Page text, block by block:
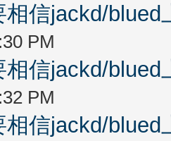
相信jackd/
PM
相信jackd/
PM
相信jackd/